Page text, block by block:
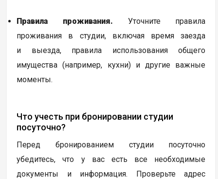
Правила проживания. Уточните правила
проживания в студии, включая время заезда
и выезда, правила использования общего
имущества (например, кухни) и другие важные
моменты.
Что учесть при бронировании студии
посуточно?
Перед бронированием студии посуточно
убедитесь, что у вас есть все необходимые
документы и информация. Проверьте адрес